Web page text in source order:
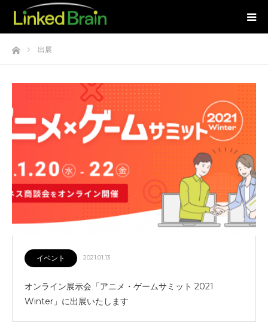
ホーム出展
イベント 2021.01.13
オンライン展示会「アニメ・ゲームサミット 2021
Winter」に出展いたします